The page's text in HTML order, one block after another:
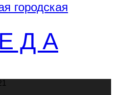
городская
Д А